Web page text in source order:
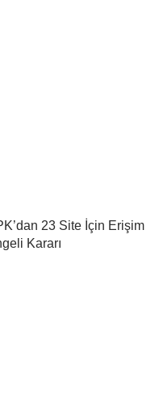
23 Site İçin Erişim
Kararı